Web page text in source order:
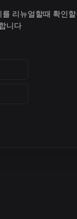
리뉴얼할때 확인
니다